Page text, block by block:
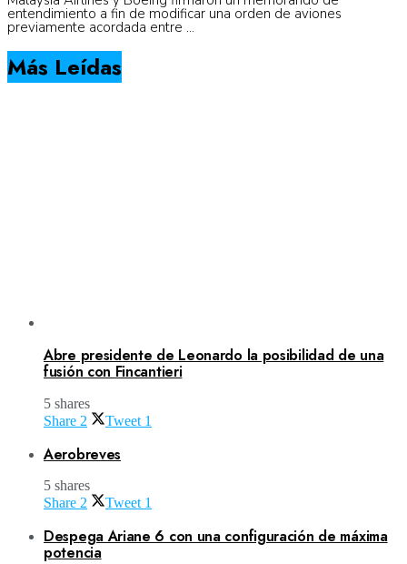
entendimiento a fin de modificar una orden de aviones
previamente acordada entre ...
Más Leídas
Abre presidente de Leonardo la posibilidad de una
fusión con Fincantieri
5 shares
Share 2 Tweet 1
Aerobreves
5 shares
Share 2 Tweet 1
Despega Ariane 6 con una configuración de máxima
potencia